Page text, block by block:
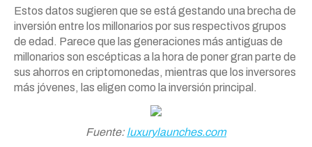
Estos datos sugieren que se está gestando una brecha de
inversión entre los millonarios por sus respectivos grupos
de edad. Parece que las generaciones más antiguas de
millonarios son escépticas a la hora de poner gran parte de
sus ahorros en criptomonedas, mientras que los inversores
más jóvenes, las eligen como la inversión principal.
Fuente: luxurylaunches.com